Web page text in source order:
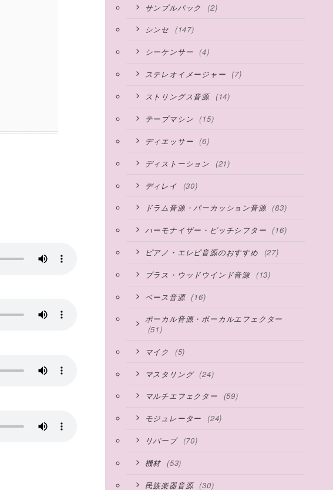
サンプルパック (2)
シンセ (147)
シーケンサー (4)
ステレオイメージャー (7)
ストリングス音源 (14)
テープマシン (15)
ディエッサー (6)
ディストーション (21)
ディレイ (30)
ドラム音源・パーカッション音源 (83)
ハーモナイザー・ピッチシフター (16)
ピアノ・エレピ音源のおすすめ (27)
ブラス・ウッドウインド音源 (13)
ベース音源 (16)
ボーカル音源・ボーカルエフェクター
(51)
マイク (5)
マスタリング (24)
マルチエフェクター (59)
モジュレーター (24)
リバーブ (70)
機材 (53)
民族楽器音源 (30)